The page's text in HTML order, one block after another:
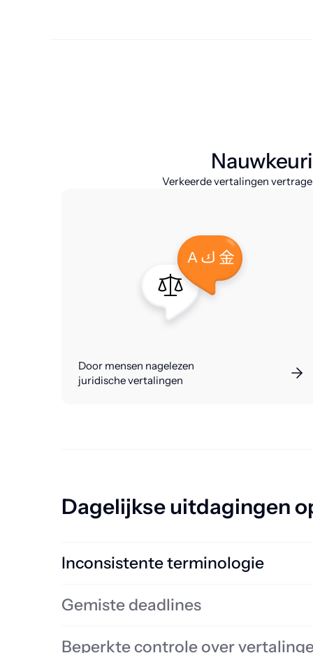
Verkeerde vertalingen
Door mensen nagelezen
juridische vertalingen
Dagelijkse uitdagingen
Inconsistente terminologie
Ontdek hoe termbases je tijd besparen
Gemiste deadlines
Beperkte controle over